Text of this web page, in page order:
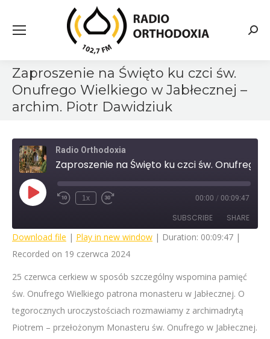
Zaproszenie na Święto ku czci św.
Onufrego Wielkiego w Jabłecznej –
archim. Piotr Dawidziuk
Radio Orthodoxia
Play
EpisodeRewind
1x
Fast
seconds
00:00 / 00:09:47
SUBSCRIBE SHARE
SHARE
LINK
Download file | Play in new window | Duration: 00:09:47 |
Recorded on 19 czerwca 2024
25 czerwca cerkiew w sposób szczególny wspomina pamięć
św. Onufrego Wielkiego patrona monasteru w Jabłecznej. O
tegorocznych uroczystościach rozmawiamy z archimadrytą
Piotrem – przełożonym Monasteru św. Onufrego w Jabłecznej.